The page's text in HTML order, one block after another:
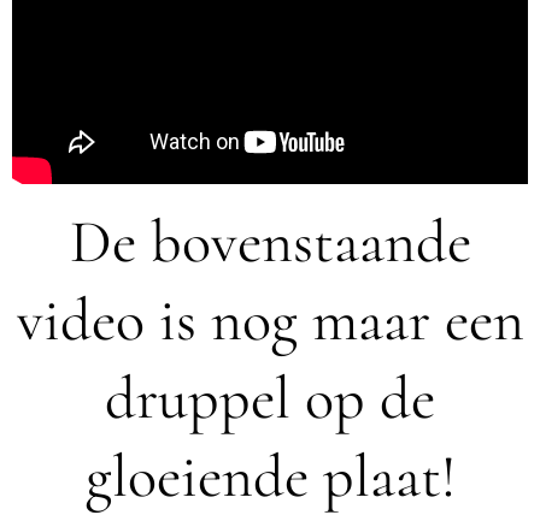
De bovenstaande
video is nog maar een
druppel op de
gloeiende plaat!